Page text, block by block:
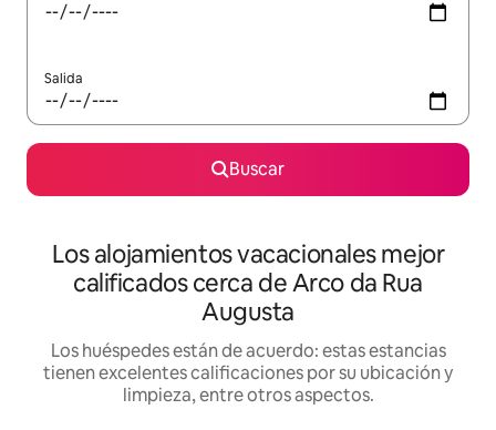
Salida
Buscar
Los alojamientos vacacionales mejor
calificados cerca de Arco da Rua
Augusta
Los huéspedes están de acuerdo: estas estancias
tienen excelentes calificaciones por su ubicación y
limpieza, entre otros aspectos.